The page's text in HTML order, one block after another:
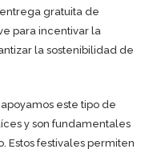
gratuita de
para incentivar la
la sostenibilidad de
este tipo de
y son fundamentales
Estos festivales permiten